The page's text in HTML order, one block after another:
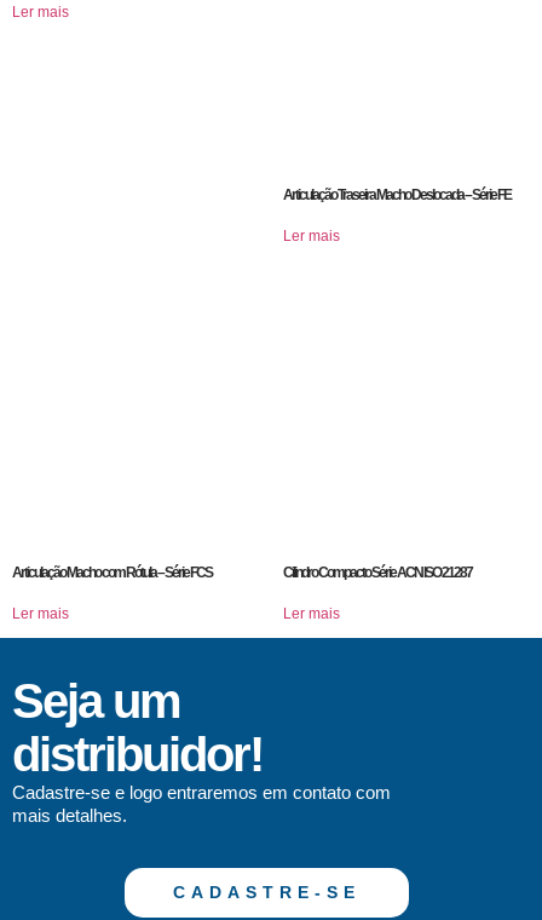
Ler mais
Articulação Traseira Macho Deslocada – Série FE
Ler mais
Articulação Macho com Rótula – Série FCS
Ler mais
Cilindro Compacto Série ACN ISO 21287
Ler mais
Seja um
distribuidor!
Cadastre-se e logo entraremos em contato com
mais detalhes.
CADASTRE-SE